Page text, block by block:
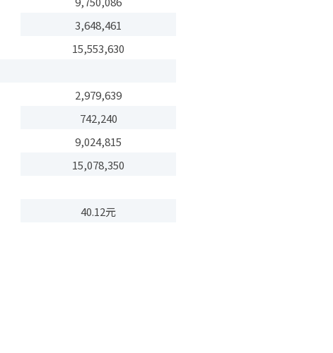
3,648,461
15,553,630
2,979,639
742,240
9,024,815
15,078,350
40.12元